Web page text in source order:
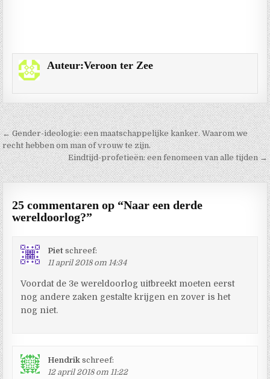
Auteur:Veroon ter Zee
Berichtnavigatie
← Gender-ideologie: een maatschappelijke kanker. Waarom we
recht hebben om man of vrouw te zijn.
Eindtijd-profetieën: een fenomeen van alle tijden →
25 commentaren op “Naar een derde
wereldoorlog?”
Piet schreef:
11 april 2018 om 14:34
Voordat de 3e wereldoorlog uitbreekt moeten eerst
nog andere zaken gestalte krijgen en zover is het
nog niet.
Hendrik schreef:
12 april 2018 om 11:22